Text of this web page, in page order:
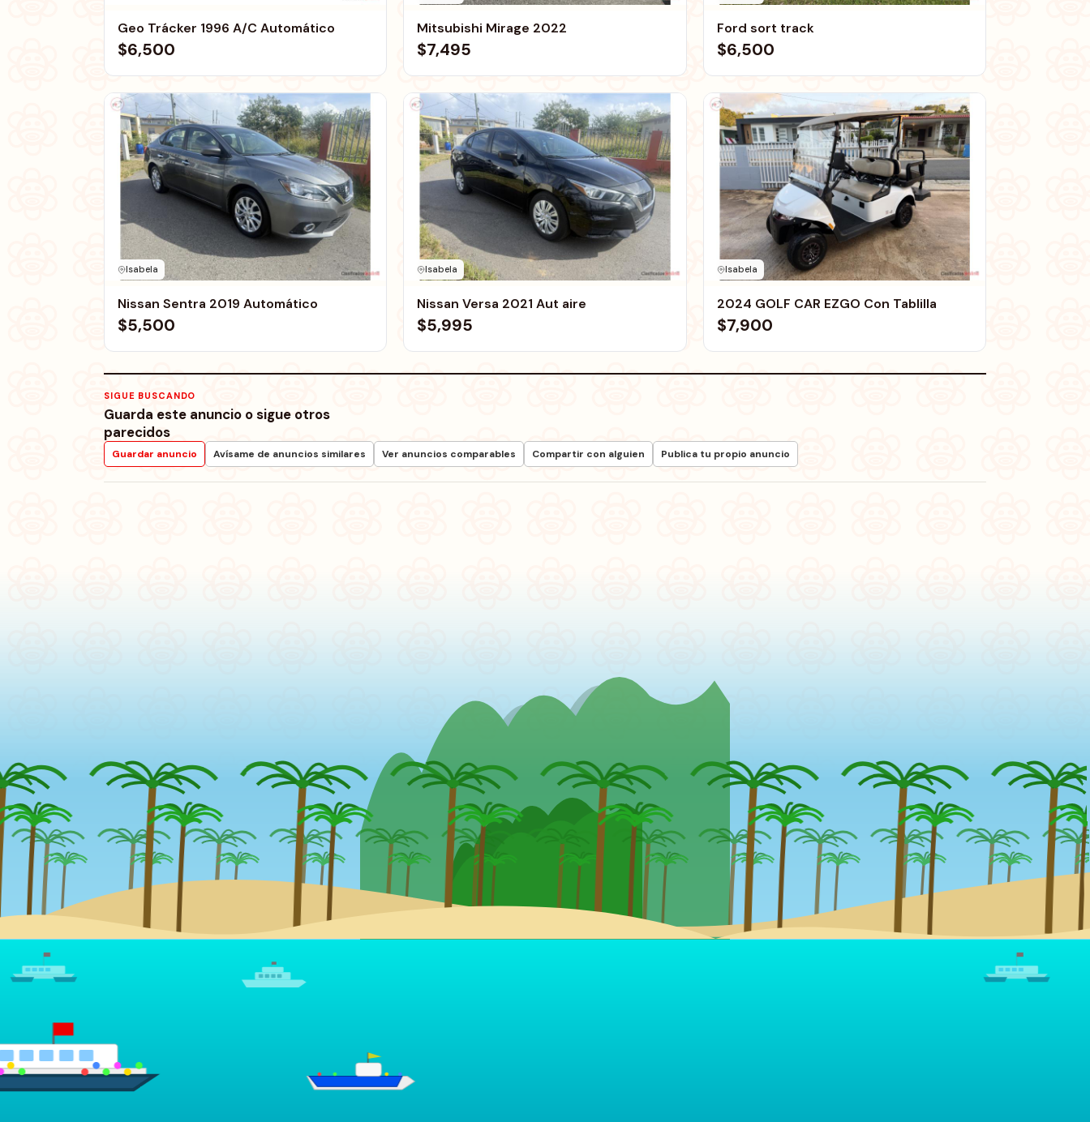
Geo Trácker 1996 A/C Automático
$6,500
Mitsubishi Mirage 2022
$7,495
Ford sort track
$6,500
Isabela
Nissan Sentra 2019 Automático
$5,500
Isabela
Nissan Versa 2021 Aut aire
$5,995
Isabela
2024 GOLF CAR EZGO Con Tablilla
$7,900
SIGUE BUSCANDO
Guarda este anuncio o sigue otros
parecidos
Guardar anuncio Avísame de anuncios similares Ver anuncios comparables Compartir con alguien Publica tu propio anuncio